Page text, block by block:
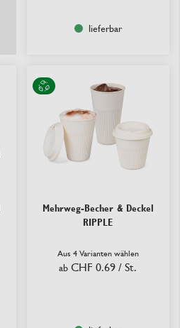
lieferbar
Mehrweg-Becher & Deckel
RIPPLE
Aus 4 Varianten wählen
ab CHF 0.69 / St.